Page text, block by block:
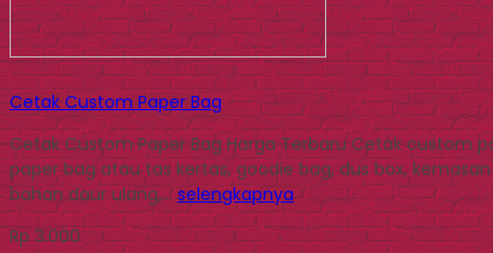
Cetak Custom Paper Bag
Cetak Custom Paper Bag Harga Terbaru Cetak
paper bag atau tas kertas, goodie bag, dus box,
bahan daur ulang,…selengkapnya
Rp 3.000